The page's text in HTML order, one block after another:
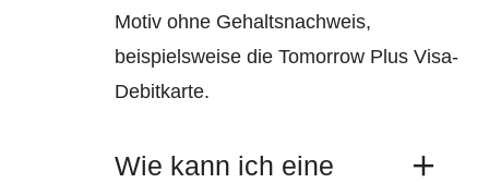
Motiv ohne Gehaltsnachweis,
beispielsweise die Tomorrow Plus Visa-
Debitkarte.
Wie kann ich eine